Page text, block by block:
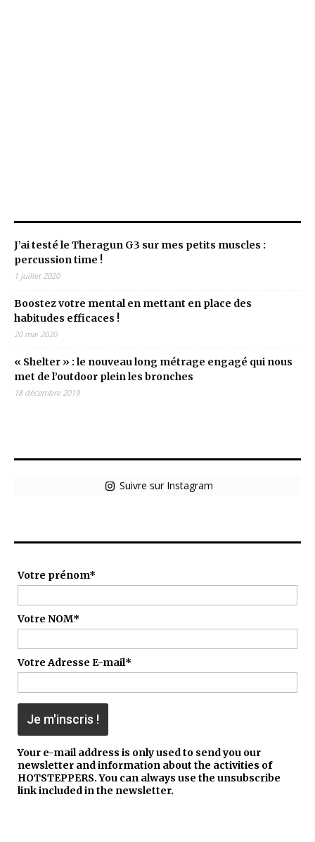
J’ai testé le Theragun G3 sur mes petits muscles :
percussion time !
1 juillet 2020
Boostez votre mental en mettant en place des
habitudes efficaces !
20 mai 2020
« Shelter » : le nouveau long métrage engagé qui nous
met de l’outdoor plein les bronches
18 décembre 2019
Suivre sur Instagram
Votre prénom*
Votre NOM*
Votre Adresse E-mail*
Your e-mail address is only used to send you our
newsletter and information about the activities of
HOTSTEPPERS. You can always use the unsubscribe
link included in the newsletter.